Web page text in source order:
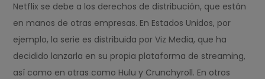
Netflix se debe a los derechos de distribución, que están
en manos de otras empresas. En Estados Unidos, por
ejemplo, la serie es distribuida por Viz Media, que ha
decidido lanzarla en su propia plataforma de streaming,
así como en otras como Hulu y Crunchyroll. En otros